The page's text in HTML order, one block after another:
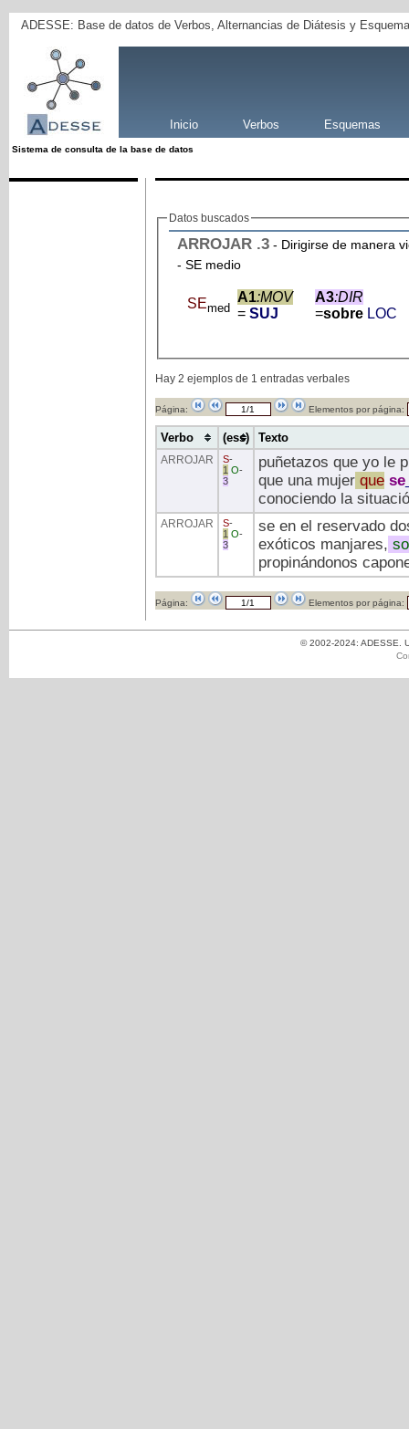
ADESSE: Base de datos de Verbos, Alternancias de Diátesis y
Inicio Verbos Esquemas
Sistema de consulta de la base de datos
Datos buscados
ARROJAR .3 - Dirigirse de manera
- SE medio
SEmed
A1:MOV
= SUJ
A3:DIR
=sobre LOC
Hay 2 ejemplos de 1 entradas verbales
Página: Elementos por página:
Verbo (ess) Texto
ARROJAR S-
1 O-
3
puñetazos que yo le
que una mujerquese
conociendo la
ARROJAR S-
1 O-
3
se en el reservado
exóticos manjares,
propinándonos
Página: Elementos por página:
© 2002-2024: ADESSE.